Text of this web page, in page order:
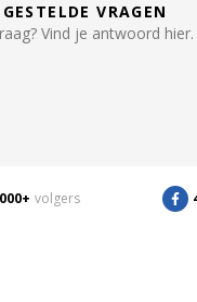
VRAGEN
Vind je antwoord hier.
volgers